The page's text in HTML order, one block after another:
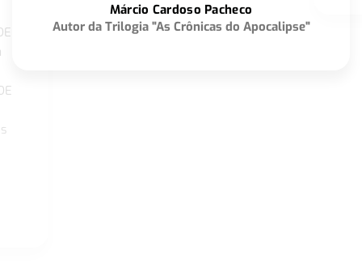
Márcio Cardoso Pacheco
Autor da Trilogia "As Crônicas do Apocalipse"